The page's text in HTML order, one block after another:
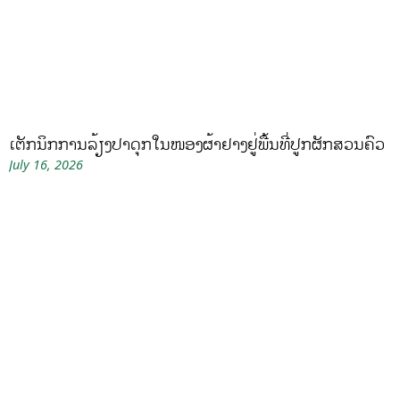
ເຕັກນິກການລ້ຽງປາດຸກໃນໜອງຜ້າຢາງຢູ່ພື້ນທີ່ປູກຜັກສວນຄົວ
July 16, 2026